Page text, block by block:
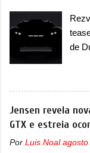
do
de
de
Jensen revela
GTX e estreia
Por Luis Noal